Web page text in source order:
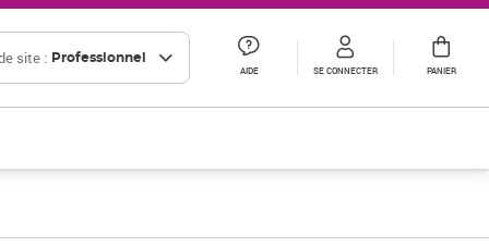
site : Professionnel
AIDE SE CONNECTER PANIER